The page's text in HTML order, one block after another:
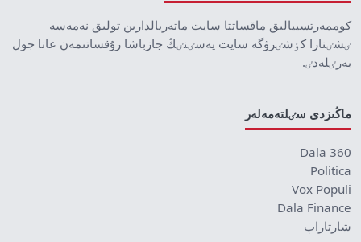
كوممەرتسييالىق ماقساتتا سايت ماتەريالدارىن تولىق نەمەسە
ٸشٸنارا كٶشٸرۋگە سايت يەسٸنٸڭ جازباشا رۇقساتىمەن عانا جول
بەرٸلەدٸ.
ماڭىزدى سٸلتەمەلەر
Dala 360
Politica
Vox Populi
Dala Finance
شارتاراپ